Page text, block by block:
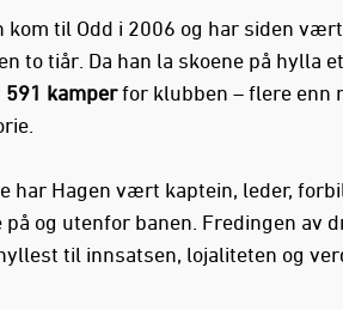
kom til Odd i 2006 og har siden
to tiår. Da han la skoene på hylla
591 kamperfor klubben – flere enn
har Hagen vært kaptein, leder,
på og utenfor banen. Fredingen av
til innsatsen, lojaliteten og